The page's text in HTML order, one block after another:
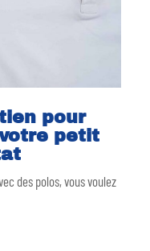
pour
petit
des polos, vous voulez